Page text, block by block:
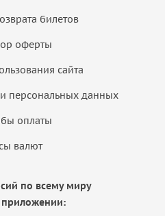
билетов
оферты
сайта
персональных данных
оплаты
валют
по всему миру